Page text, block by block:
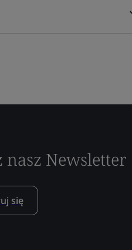
nasz Newsletter
się